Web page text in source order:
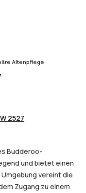
Altenpflege
2527
Budderoo-
und bietet einen
vereint die
Zugang zu einem